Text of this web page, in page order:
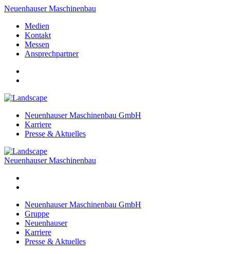
Neuenhauser Maschinenbau
Medien
Kontakt
Messen
Ansprechpartner
Neuenhauser Maschinenbau GmbH
Karriere
Presse & Aktuelles
Neuenhauser Maschinenbau
Neuenhauser Maschinenbau GmbH
Gruppe
Neuenhauser
Karriere
Presse & Aktuelles